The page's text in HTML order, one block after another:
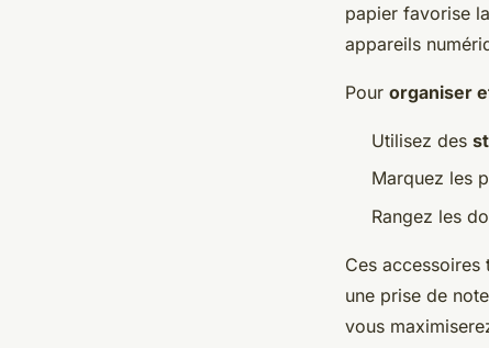
papier favorise la
appareils
Pour organiser
Utilisez des
Marquez les
Rangez les
Ces
une prise de
vous